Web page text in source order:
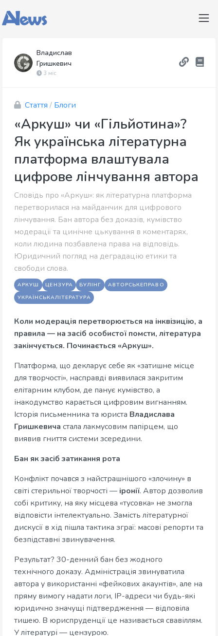
Владислав
Гришкевич
3 міс
Стаття / Блоги
«Аркуш» чи «Гільйотина»?
Як українська літературна
платформа влаштувала
цифрове лінчування автора
Сповідь про «Аркуш»: як літературна платформа
перетворилася на майданчик для цифрового
лінчування. Бан автора без доказів, кумівство
модерації та цинічне цькування в коментарях,
коли людина позбавлена права на відповідь.
Юридичний погляд на деградацію етики та
свободи слова.
АРКУШ ЦЕНЗУРА БУЛІНГ
АВТОРСЬКЕПРАВО
УКРАЇНСЬКАЛІТЕРАТУРА
Коли модерація перетворюється на інквізицію, а
правила — на засіб особистої помсти, література
закінчується. Починається «Аркуш».
Платформа, що декларує себе як «затишне місце
для творчості», насправді виявилася закритим
елітарним клубом, де панує кумівство, а
інакодумство карається цифровим вигнанням.
Історія письменника та юриста Владислава
Гришкевича стала лакмусовим папірцем, що
виявив гниття системи зсередини.
Бан як засіб затикання рота
Конфлікт почався з найстрашнішого «злочину» в
світі стерильної творчості — іронії. Автор дозволив
собі критику, на яку місцева «тусовка» не змогла
відповісти інтелектуально. Замість літературної
дискусії в хід пішла тактика зграї: масові репорти та
безпідставні звинувачення.
Результат? 30-денний бан без жодного
технічного доказу. Адміністрація звинуватила
автора у використанні «фейкових акаунтів», але на
пряму вимогу надати логи, IP-адреси чи будь-які
юридично значущі підтвердження — відповіла
тишею. В юриспруденції це називається свавіллям.
У літературі — цензурою.